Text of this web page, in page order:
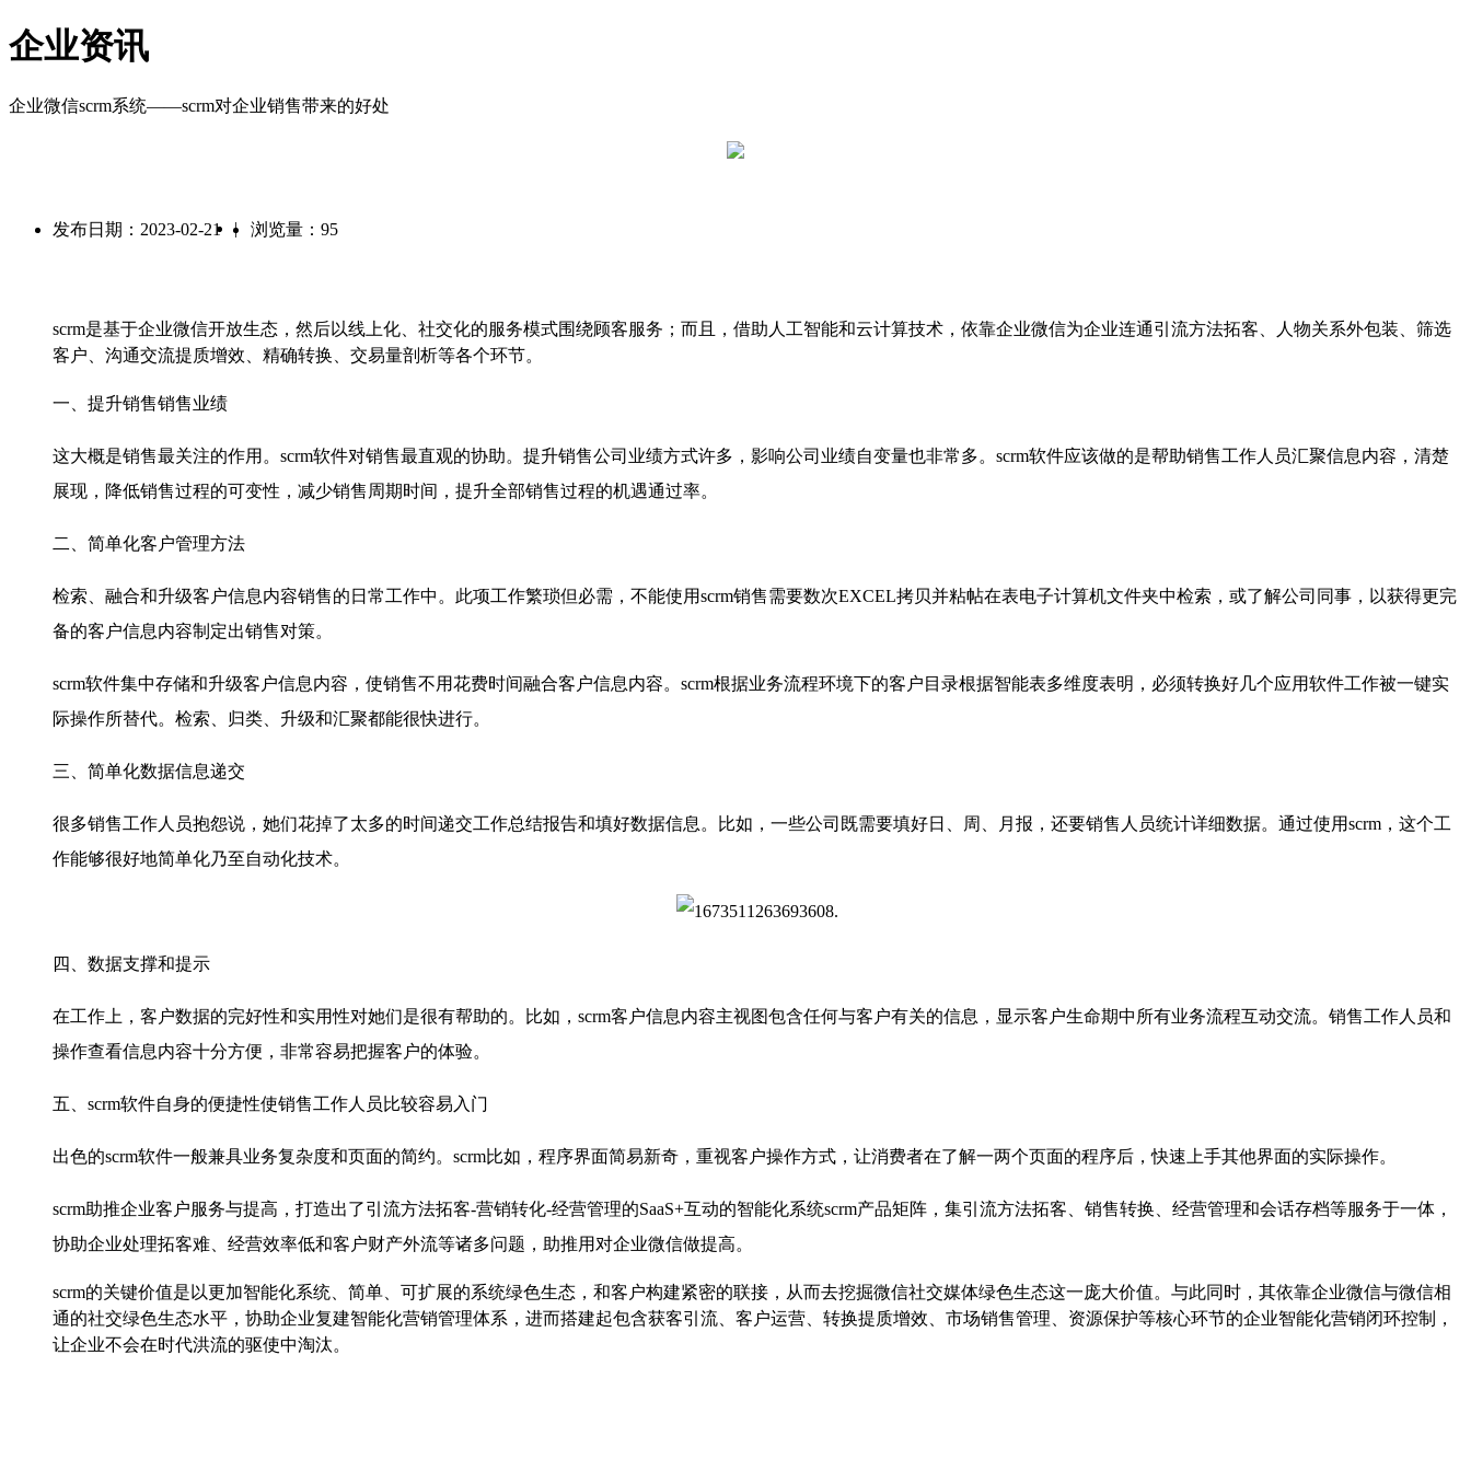
企业资讯
企业微信scrm系统——scrm对企业销售带来的好处
发布日期：2023-02-21 | 浏览量：95
scrm是基于企业微信开放生态，然后以线上化、社交化的服务模式围绕顾客服务；而且，借助人工智能和云计算技术，依靠企业微信为企业连通引流方法拓客、人物关系外包装、筛选
客户、沟通交流提质增效、精确转换、交易量剖析等各个环节。
一、提升销售销售业绩
这大概是销售最关注的作用。 scrm软件对销售最直观的协助。提升销售公司业绩方式许多， 影响公司业绩自变量也非常多。 scrm软件应该做的是帮助销售工作人员汇聚信息内容，清楚
展现，降低销售过程的可变性，减少销售周期时间，提升全部销售过程的机遇通过率。
二、简单化客户管理方法
检索、融合和升级客户信息内容销售的日常工作中。此项工作繁琐但必需，不能使用scrm销售需要数次EXCEL拷贝并粘帖在表电子计算机文件夹中检索，或了解公司同事，以获得更完
备的客户信息内容制定出销售对策。
scrm软件集中存储和升级客户信息内容，使销售不用花费时间融合客户信息内容。 scrm根据业务流程环境下的客户目录根据智能表多维度表明，必须转换好几个应用软件工作被一键实
际操作所替代。检索、归类、升级和汇聚都能很快进行。
三、简单化数据信息递交
很多销售工作人员抱怨说，她们花掉了太多的时间递交工作总结报告和填好数据信息。比如，一些公司既需要填好日、周、月报，还要销售人员统计详细数据。 通过使用scrm ，这个工
作能够很好地简单化乃至自动化技术。
四、数据支撑和提示
在工作上，客户数据的完好性和实用性对她们是很有帮助的。比如， scrm客户信息内容主视图包含任何与客户有关的信息，显示客户生命期中所有业务流程互动交流。销售工作人员和
操作查看信息内容十分方便，非常容易把握客户的体验。
五、 scrm软件自身的便捷性使销售工作人员比较容易入门
出色的scrm软件一般兼具业务复杂度和页面的简约。 scrm比如，程序界面简易新奇，重视客户操作方式，让消费者在了解一两个页面的程序后，快速上手其他界面的实际操作。
scrm助推企业客户服务与提高，打造出了引流方法拓客-营销转化-经营管理的SaaS+互动的智能化系统scrm产品矩阵，集引流方法拓客、销售转换、经营管理和会话存档等服务于一体，
协助企业处理拓客难、经营效率低和客户财产外流等诸多问题，助推用对企业微信做提高。
scrm的关键价值是以更加智能化系统、简单、可扩展的系统绿色生态，和客户构建紧密的联接，从而去挖掘微信社交媒体绿色生态这一庞大价值。与此同时，其依靠企业微信与微信相
通的社交绿色生态水平，协助企业复建智能化营销管理体系，进而搭建起包含获客引流、客户运营、转换提质增效、市场销售管理、资源保护等核心环节的企业智能化营销闭环控制，
让企业不会在时代洪流的驱使中淘汰。